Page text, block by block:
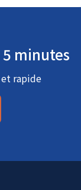
minutes
rapide